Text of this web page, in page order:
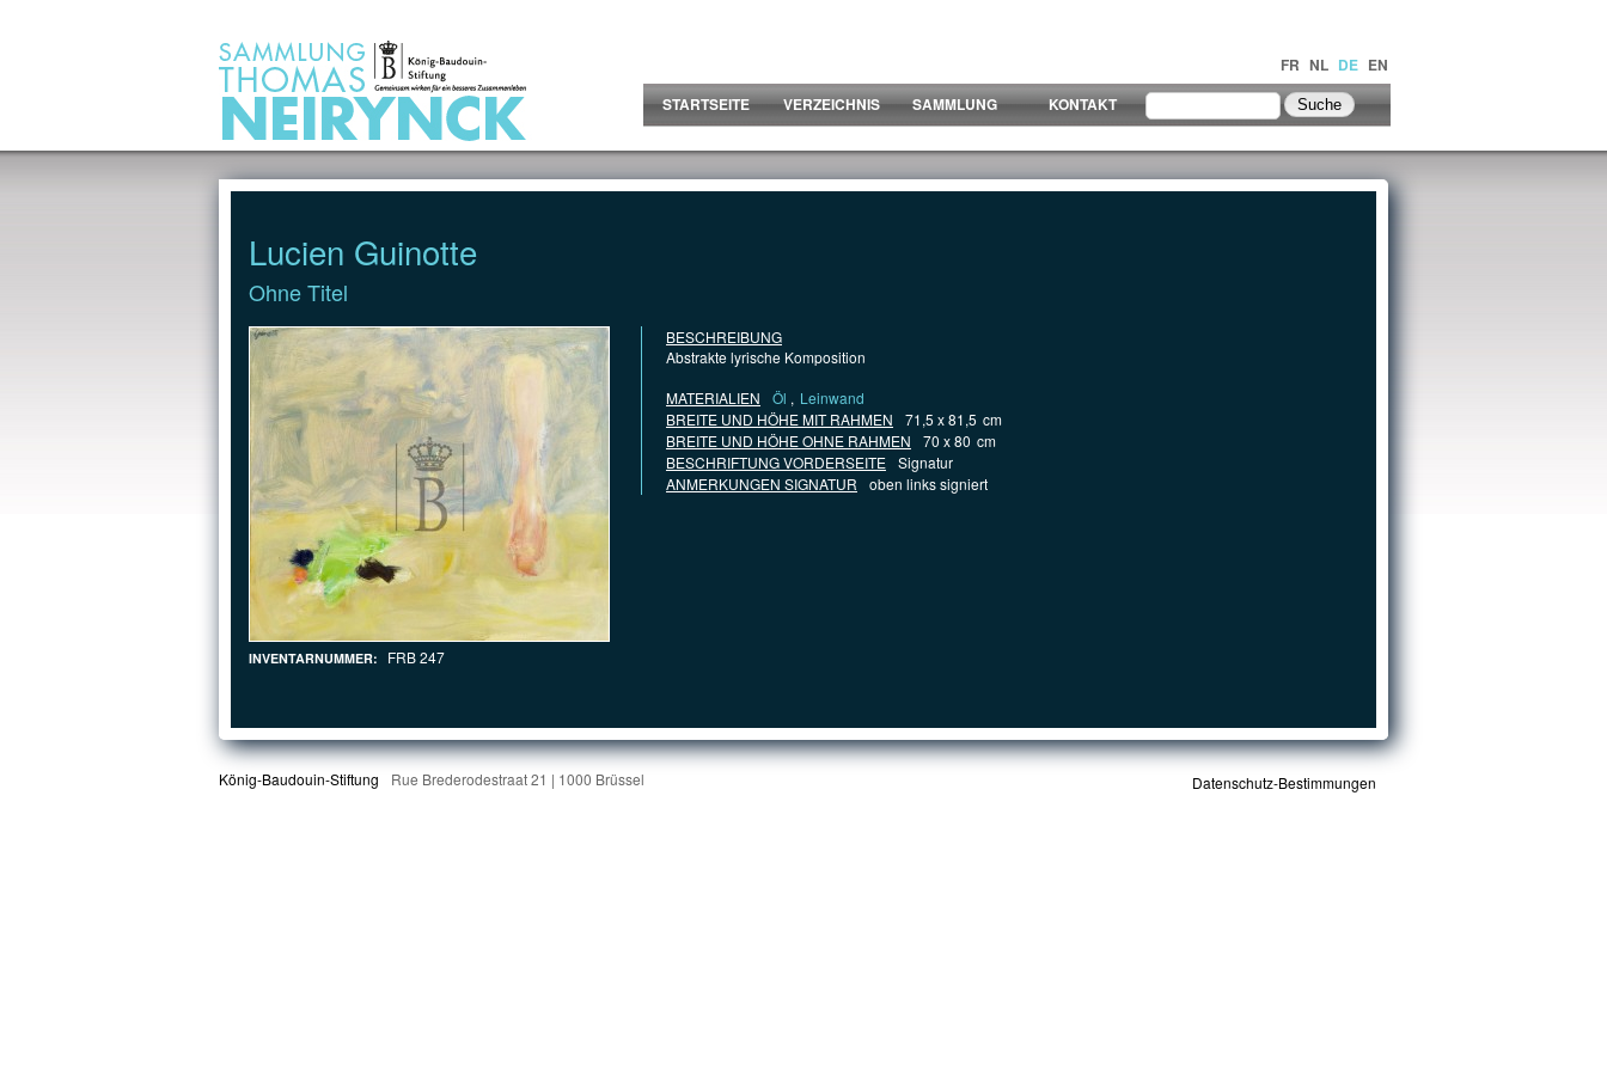
FR NL DE EN
STARTSEITE
VERZEICHNIS SAMMLUNG KONTAKT
Lucien Guinotte
Ohne Titel
INVENTARNUMMER: FRB 247
BESCHREIBUNG
Abstrakte lyrische Komposition
MATERIALIEN
Öl , Leinwand
BREITE UND HÖHE MIT RAHMEN
71,5 x 81,5 cm
BREITE UND HÖHE OHNE RAHMEN
70 x 80 cm
BESCHRIFTUNG VORDERSEITE Signatur
ANMERKUNGEN SIGNATUR
oben links signiert
König-Baudouin-Stiftung Rue Brederodestraat 21 | 1000 Brüssel Datenschutz-Bestimmungen